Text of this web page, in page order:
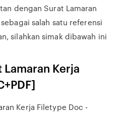
dengan Surat Lamaran
salah satu referensi
silahkan simak dibawah ini
Kerja
Kerja Filetype Doc -